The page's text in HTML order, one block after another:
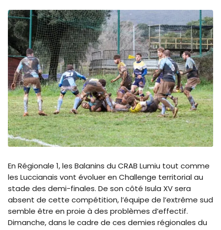
En Régionale 1, les Balanins du CRAB Lumiu tout comme
les Luccianais vont évoluer en Challenge territorial au
stade des demi-finales. De son côté Isula XV sera
absent de cette compétition, l’équipe de l’extrême sud
semble être en proie à des problèmes d’effectif.
Dimanche, dans le cadre de ces demies régionales du